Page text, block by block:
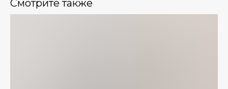
Смотрите также